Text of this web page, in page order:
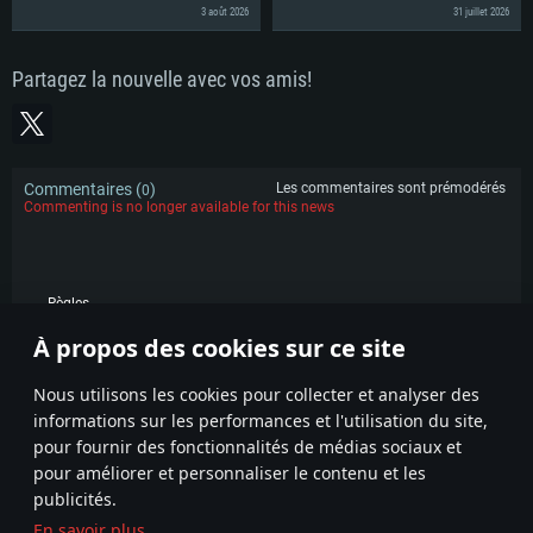
À propos des cookies sur ce site
Nous utilisons les cookies pour collecter et analyser des
informations sur les performances et l'utilisation du site,
pour fournir des fonctionnalités de médias sociaux et
pour améliorer et personnaliser le contenu et les
publicités.
3 août 2026
31 juillet 2026
Partagez la nouvelle avec vos amis!
Commentaires (0)
Les commentaires sont prémodérés
Commenting is no longer available for this news
Règles
POPULAIRE